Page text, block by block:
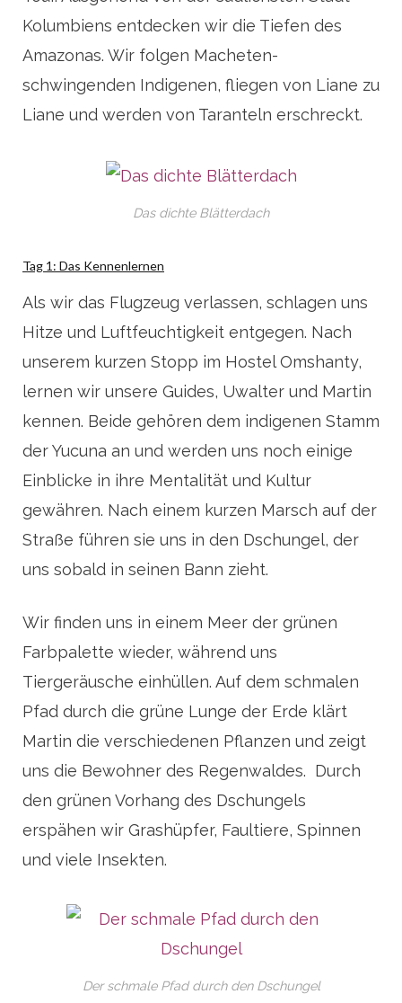
Kolumbiens entdecken wir die Tiefen des
Amazonas. Wir folgen Macheten-
schwingenden Indigenen, fliegen von Liane zu
Liane und werden von Taranteln erschreckt.
Das dichte Blätterdach
Tag 1: Das Kennenlernen
Als wir das Flugzeug verlassen, schlagen uns
Hitze und Luftfeuchtigkeit entgegen. Nach
unserem kurzen Stopp im Hostel Omshanty,
lernen wir unsere Guides, Uwalter und Martin
kennen. Beide gehören dem indigenen Stamm
der Yucuna an und werden uns noch einige
Einblicke in ihre Mentalität und Kultur
gewähren. Nach einem kurzen Marsch auf der
Straße führen sie uns in den Dschungel, der
uns sobald in seinen Bann zieht.
Wir finden uns in einem Meer der grünen
Farbpalette wieder, während uns
Tiergeräusche einhüllen. Auf dem schmalen
Pfad durch die grüne Lunge der Erde klärt
Martin die verschiedenen Pflanzen und zeigt
uns die Bewohner des Regenwaldes. Durch
den grünen Vorhang des Dschungels
erspähen wir Grashüpfer, Faultiere, Spinnen
und viele Insekten.
Der schmale Pfad durch den Dschungel